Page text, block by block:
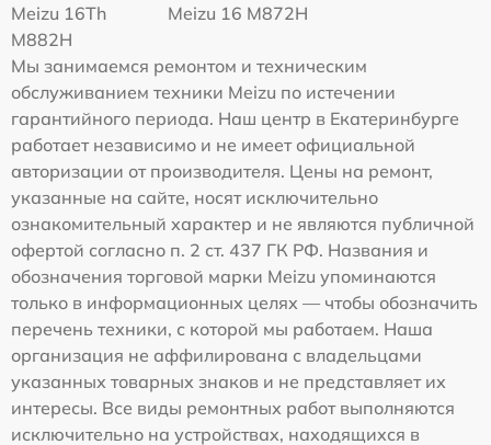
Meizu 16Th
M882H
Meizu 16 M872H
Мы занимаемся ремонтом и техническим
обслуживанием техники Meizu по истечении
гарантийного периода. Наш центр в Екатеринбурге
работает независимо и не имеет официальной
авторизации от производителя. Цены на ремонт,
указанные на сайте, носят исключительно
ознакомительный характер и не являются публичной
офертой согласно п. 2 ст. 437 ГК РФ. Названия и
обозначения торговой марки Meizu упоминаются
только в информационных целях — чтобы обозначить
перечень техники, с которой мы работаем. Наша
организация не аффилирована с владельцами
указанных товарных знаков и не представляет их
интересы. Все виды ремонтных работ выполняются
исключительно на устройствах, находящихся в